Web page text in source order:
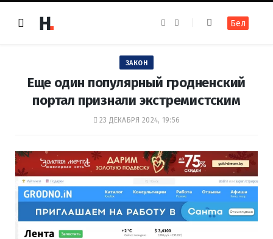
e
k
t
a
m
Бел
ЗАКОН
Еще один популярный гродненский
портал признали экстремистским
23 ДЕКАБРЯ 2024, 19:56